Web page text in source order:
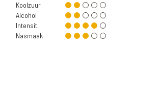
Koolzuur
Alcohol
Intensit.
Nasmaak